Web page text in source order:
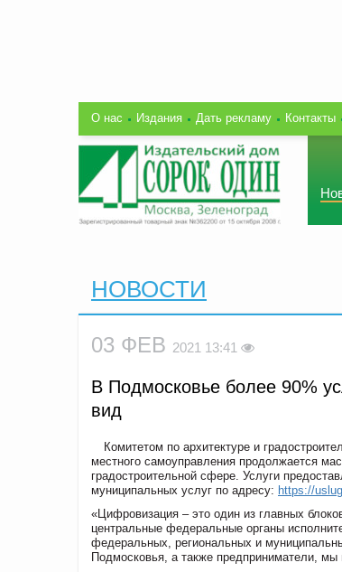
О нас Издания Дать рекламу Контакты
НОВОСТИ
03 ФЕВ 2021 13:41
В Подмосковье более 90%
вид
Комитетом по архитектуре и
местного самоуправления продолжается
градостроительной сфере. Услуги
муниципальных услуг по адресу: https://
«Цифровизация – это один из главных
центральные федеральные органы
федеральных, региональных и
Подмосковья, а также предприниматели,